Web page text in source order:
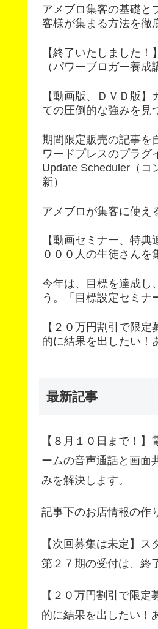
アメブロ集客の基礎と
客様が集まる方法を徹
【終了いたしました
（パワーブロガー養
【動画版、ＤＶＤ版】
ての圧倒的な強みを見
期間限定販売の記事を
ワードプレスのプラグ
Update Scheduler（コ
新）
アメブロが集客に使え
【動画セミナー、特典
０００人の生徒さんを
今年は、目標を達成し
う。「目標設定セミナ
【２０万円割引で限定
的に結果を出したい！
最新記事
【８月１０日まで！】
ームの音声通話と画面
みを解決します。
記事下のお店情報の作
【次回募集は未定】ス
第２７期の受付は、終
【２０万円割引で限定
的に結果を出したい！